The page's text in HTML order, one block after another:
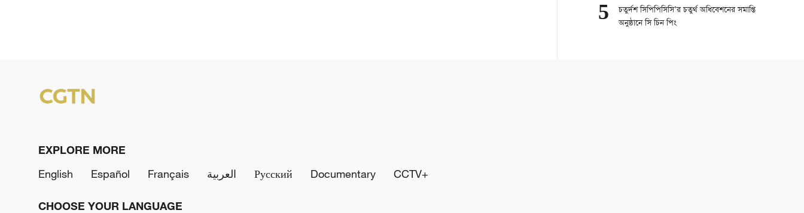
5
চতুর্দশ সিপিপিসিসি’র চতুর্থ অধিবেশনের সমাপ্তি
অনুষ্ঠানে সি চিন পিং
EXPLORE MORE
English
Español Français العربية Русский Documentary CCTV+
CHOOSE YOUR LANGUAGE